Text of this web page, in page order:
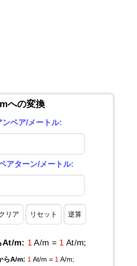
への変換
ンペア/メートル:
アターン/メートル:
At/m: 1 A/m = 1 At/m;
らA/m: 1At/m = 1A/m;